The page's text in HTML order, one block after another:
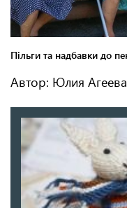
Автор: Юлия Агеева